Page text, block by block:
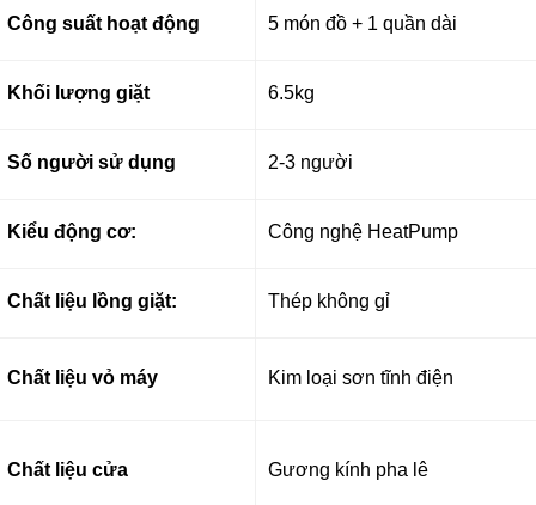
Công suất hoạt động 5 món đồ + 1 quần dài
Khối lượng giặt 6.5kg
Số người sử dụng 2-3 người
Kiểu động cơ: Công nghệ HeatPump
Chất liệu lồng giặt: Thép không gỉ
Chất liệu vỏ máy Kim loại sơn tĩnh điện
Chất liệu cửa Gương kính pha lê